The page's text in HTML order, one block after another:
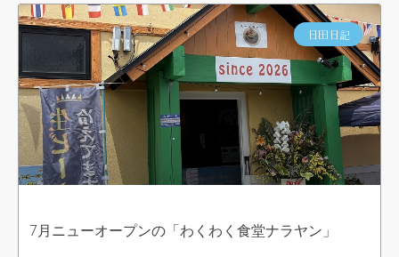
日田日記
7月ニューオープンの「わくわく食堂ナラヤン」